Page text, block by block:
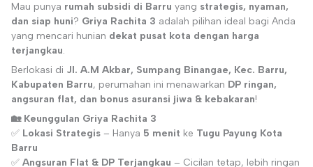
Mau punya rumah subsidi di Barru yang strategis, nyaman,
dan siap huni? Griya Rachita 3 adalah pilihan ideal bagi Anda
yang mencari hunian dekat pusat kota dengan harga
terjangkau.
Berlokasi di Jl. A.M Akbar, Sumpang Binangae, Kec. Barru,
Kabupaten Barru, perumahan ini menawarkan DP ringan,
angsuran flat, dan bonus asuransi jiwa & kebakaran!
🏡 Keunggulan Griya Rachita 3
✅ Lokasi Strategis – Hanya 5 menit ke Tugu Payung Kota
Barru
✅ Angsuran Flat & DP Terjangkau – Cicilan tetap, lebih ringan